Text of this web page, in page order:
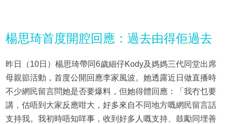
楊思琦首度開腔回應：過去由得佢過去
昨日（10日）楊思琦帶同6歲細仔Kody及媽媽三代同堂出席
母親節活動，首度公開回應李家風波。她透露近日做直播時
不少網民留言問她是否要爆料，但她得體回應：「我冇乜要
講，估唔到大家反應咁大，好多來自不同地方嘅網民留言話
支持我。我初時唔知咩事，收到好多人嘅支持、鼓勵同埋善